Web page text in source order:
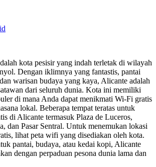
kota pesisir yang indah terletak di wilayah
Dengan iklimnya yang fantastis, pantai
warisan budaya yang kaya, Alicante adalah
dari seluruh dunia. Kota ini memiliki
di mana Anda dapat menikmati Wi-Fi gratis
lokal. Beberapa tempat teratas untuk
di Alicante termasuk Plaza de Luceros,
dan Pasar Sentral. Untuk menemukan lokasi
lihat peta wifi yang disediakan oleh kota.
pantai, budaya, atau kedai kopi, Alicante
dengan perpaduan pesona dunia lama dan